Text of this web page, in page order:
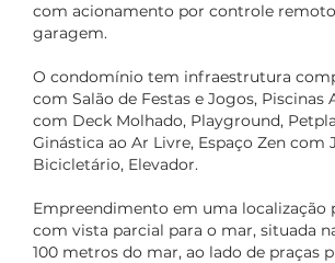
com acionamento por controle
garagem.
O condomínio tem infraestrutura
com Salão de Festas e Jogos, Piscinas
com Deck Molhado, Playground,
Ginástica ao Ar Livre, Espaço Zen com
Bicicletário, Elevador.
Empreendimento em uma localização
com vista parcial para o mar, situada
100 metros do mar, ao lado de praças